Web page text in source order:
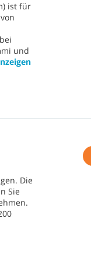
ist für
und
Die
Sie